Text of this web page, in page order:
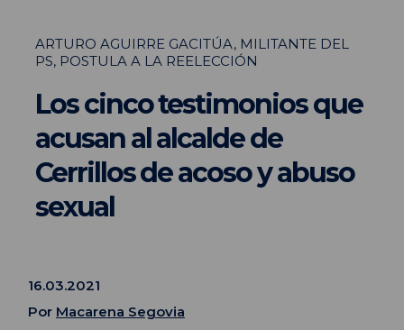
ARTURO AGUIRRE GACITÚA, MILITANTE DEL
PS, POSTULA A LA REELECCIÓN
Los cinco testimonios que
acusan al alcalde de
Cerrillos de acoso y abuso
sexual
16.03.2021
Por Macarena Segovia